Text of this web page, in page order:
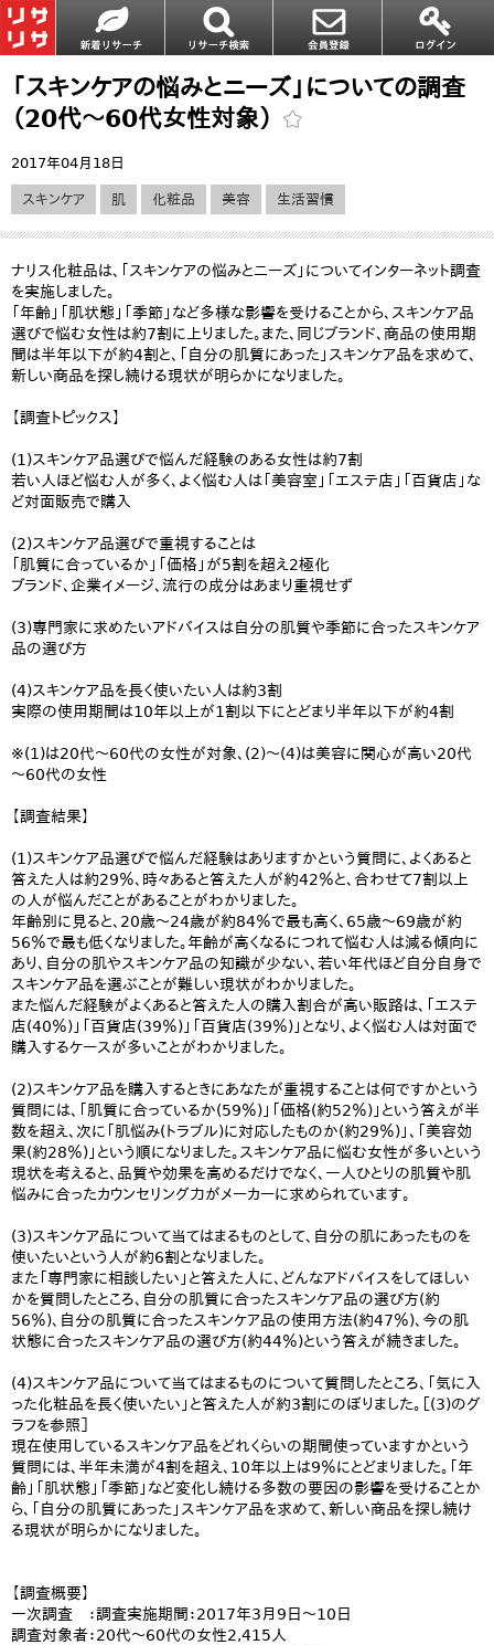
「スキンケアの悩みとニーズ」についての調査
（20代～60代女性対象）
2017年04月18日
スキンケア 肌 化粧品 美容 生活習慣
ナリス化粧品は、「スキンケアの悩みとニーズ」についてインターネット調査
を実施しました。
「年齢」「肌状態」「季節」など多様な影響を受けることから、スキンケア品
選びで悩む女性は約7割に上りました。また、同じブランド、商品の使用期
間は半年以下が約4割と、「自分の肌質にあった」スキンケア品を求めて、
新しい商品を探し続ける現状が明らかになりました。
【調査トピックス】
(1)スキンケア品選びで悩んだ経験のある女性は約7割
若い人ほど悩む人が多く、よく悩む人は「美容室」「エステ店」「百貨店」な
ど対面販売で購入
(2)スキンケア品選びで重視することは
「肌質に合っているか」「価格」が5割を超え2極化
ブランド、企業イメージ、流行の成分はあまり重視せず
(3)専門家に求めたいアドバイスは自分の肌質や季節に合ったスキンケア
品の選び方
(4)スキンケア品を長く使いたい人は約3割
実際の使用期間は10年以上が1割以下にとどまり半年以下が約4割
※(1)は20代～60代の女性が対象、(2)～(4)は美容に関心が高い20代
～60代の女性
【調査結果】
(1)スキンケア品選びで悩んだ経験はありますかという質問に、よくあると
答えた人は約29％、時々あると答えた人が約42％と、合わせて7割以上
の人が悩んだことがあることがわかりました。
年齢別に見ると、20歳～24歳が約84％で最も高く、65歳～69歳が約
56％で最も低くなりました。年齢が高くなるにつれて悩む人は減る傾向に
あり、自分の肌やスキンケア品の知識が少ない、若い年代ほど自分自身で
スキンケア品を選ぶことが難しい現状がわかりました。
また悩んだ経験がよくあると答えた人の購入割合が高い販路は、「エステ
店(40％)」「百貨店(39％)」「百貨店(39％)」となり、よく悩む人は対面で
購入するケースが多いことがわかりました。
(2)スキンケア品を購入するときにあなたが重視することは何ですかという
質問には、「肌質に合っているか(59％)」「価格(約52％)」という答えが半
数を超え、次に「肌悩み(トラブル)に対応したものか(約29％)」、「美容効
果(約28％)」という順になりました。スキンケア品に悩む女性が多いという
現状を考えると、品質や効果を高めるだけでなく、一人ひとりの肌質や肌
悩みに合ったカウンセリング力がメーカーに求められています。
(3)スキンケア品について当てはまるものとして、自分の肌にあったものを
使いたいという人が約6割となりました。
また「専門家に相談したい」と答えた人に、どんなアドバイスをしてほしい
かを質問したところ、自分の肌質に合ったスキンケア品の選び方(約
56％)、自分の肌質に合ったスキンケア品の使用方法(約47％)、今の肌
状態に合ったスキンケア品の選び方(約44％)という答えが続きました。
(4)スキンケア品について当てはまるものについて質問したところ、「気に入
った化粧品を長く使いたい」と答えた人が約3割にのぼりました。［(3)のグ
ラフを参照］
現在使用しているスキンケア品をどれくらいの期間使っていますかという
質問には、半年未満が4割を超え、10年以上は9％にとどまりました。「年
齢」「肌状態」「季節」など変化し続ける多数の要因の影響を受けることか
ら、「自分の肌質にあった」スキンケア品を求めて、新しい商品を探し続け
る現状が明らかになりました。
【調査概要】
一次調査 ：調査実施期間：2017年3月9日～10日
調査対象者：20代～60代の女性2,415人